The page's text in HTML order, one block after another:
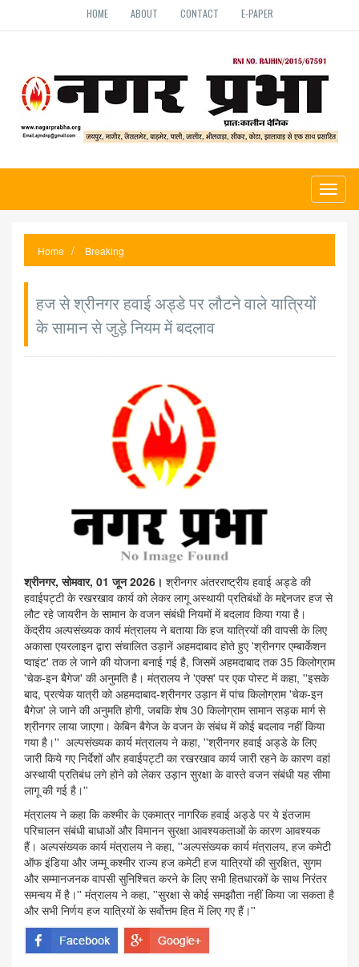
HOME ABOUT CONTACT E-PAPER
Home Breaking
हज से श्रीनगर हवाई अड्डे पर लौटने वाले यात्रियों
के सामान से जुड़े नियम में बदलाव
श्रीनगर, सोमवार, 01 जून 2026। श्रीनगर अंतरराष्ट्रीय हवाई अड्डे की
हवाईपट्टी के रखरखाव कार्य को लेकर लागू अस्थायी प्रतिबंधों के मद्देनजर हज से
लौट रहे जायरीन के सामान के वजन संबंधी नियमों में बदलाव किया गया है।
केंद्रीय अल्पसंख्यक कार्य मंत्रालय ने बताया कि हज यात्रियों की वापसी के लिए
अकासा एयरलाइन द्वारा संचालित उड़ानें अहमदाबाद होते हुए 'श्रीनगर एम्बार्केशन
प्वाइंट' तक ले जाने की योजना बनाई गई है, जिसमें अहमदाबाद तक 35 किलोग्राम
'चेक-इन बैगेज' की अनुमति है। मंत्रालय ने 'एक्स' पर एक पोस्ट में कहा, ''इसके
बाद, प्रत्येक यात्री को अहमदाबाद-श्रीनगर उड़ान में पांच किलोग्राम 'चेक-इन
बैगेज' ले जाने की अनुमति होगी, जबकि शेष 30 किलोग्राम सामान सड़क मार्ग से
श्रीनगर लाया जाएगा। केबिन बैगेज के वजन के संबंध में कोई बदलाव नहीं किया
गया है।'' अल्पसंख्यक कार्य मंत्रालय ने कहा, ''श्रीनगर हवाई अड्डे के लिए
जारी किये गए निर्देशों और हवाईपट्टी का रखरखाव कार्य जारी रहने के कारण वहां
अस्थायी प्रतिबंध लगे होने को लेकर उड़ान सुरक्षा के वास्ते वजन संबंधी यह सीमा
लागू की गई है।''
मंत्रालय ने कहा कि कश्मीर के एकमात्र नागरिक हवाई अड्डे पर ये इंतजाम
परिचालन संबंधी बाधाओं और विमानन सुरक्षा आवश्यकताओं के कारण आवश्यक
हैं। अल्पसंख्यक कार्य मंत्रालय ने कहा, ''अल्पसंख्यक कार्य मंत्रालय, हज कमेटी
ऑफ इंडिया और जम्मू कश्मीर राज्य हज कमेटी हज यात्रियों की सुरक्षित, सुगम
और सम्मानजनक वापसी सुनिश्चित करने के लिए सभी हितधारकों के साथ निरंतर
समन्वय में है।'' मंत्रालय ने कहा, ''सुरक्षा से कोई समझौता नहीं किया जा सकता है
और सभी निर्णय हज यात्रियों के सर्वोत्तम हित में लिए गए हैं।''